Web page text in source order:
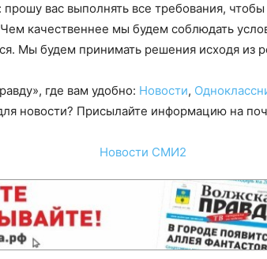
вас выполнять все требования,
качественнее мы будем соблюдать
Мы будем принимать решения исходя из
где вам удобно: Новости,
новости? Присылайте информацию на
Новости СМИ2